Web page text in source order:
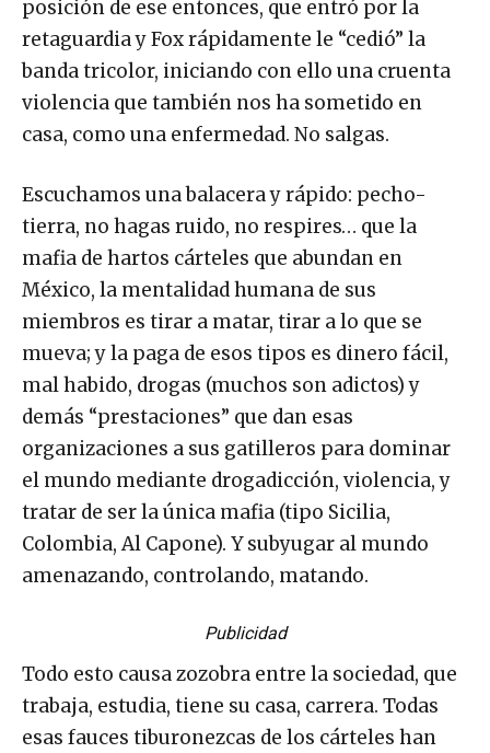
posición de ese entonces, que entró por la
retaguardia y Fox rápidamente le “cedió” la
banda tricolor, iniciando con ello una cruenta
violencia que también nos ha sometido en
casa, como una enfermedad. No salgas.
Escuchamos una balacera y rápido: pecho-
tierra, no hagas ruido, no respires… que la
mafia de hartos cárteles que abundan en
México, la mentalidad humana de sus
miembros es tirar a matar, tirar a lo que se
mueva; y la paga de esos tipos es dinero fácil,
mal habido, drogas (muchos son adictos) y
demás “prestaciones” que dan esas
organizaciones a sus gatilleros para dominar
el mundo mediante drogadicción, violencia, y
tratar de ser la única mafia (tipo Sicilia,
Colombia, Al Capone). Y subyugar al mundo
amenazando, controlando, matando.
Publicidad
Todo esto causa zozobra entre la sociedad, que
trabaja, estudia, tiene su casa, carrera. Todas
esas fauces tiburonezcas de los cárteles han